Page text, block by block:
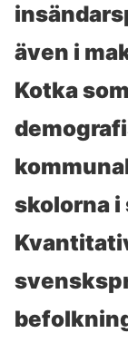
även i
Kotka
skolorna i